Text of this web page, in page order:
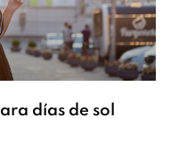
días de sol